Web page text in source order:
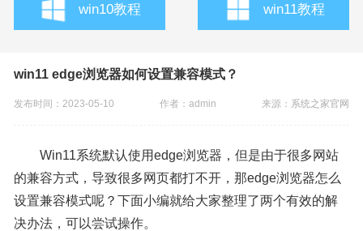
win10教程 win11教程
win11 edge浏览器如何设置兼容模式？
发布时间：2023-05-10 作者：admin 来源： 系统之家官网
Win11系统默认使用edge浏览器，但是由于很多网站
的兼容方式，导致很多网页都打不开，那edge浏览器怎么
设置兼容模式呢？下面小编就给大家整理了两个有效的解
决办法，可以尝试操作。